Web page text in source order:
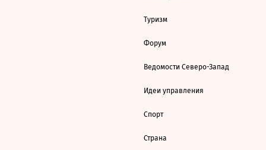
Туризм
Форум
Ведомости Северо-Запад
Идеи управления
Спорт
Страна